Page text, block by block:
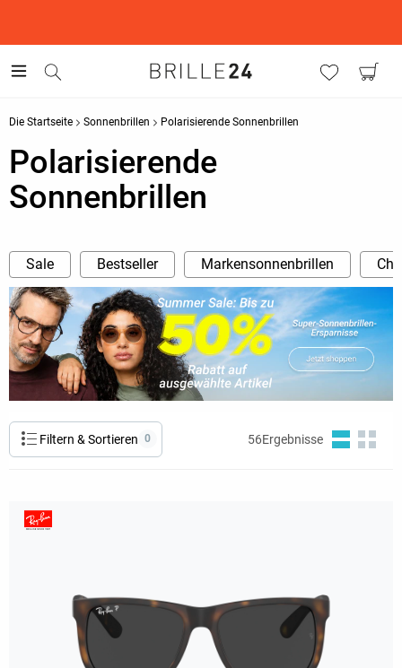
Die Startseite Sonnenbrillen Polarisierende Sonnenbrillen
Polarisierende
Sonnenbrillen
Sale Bestseller Markensonnenbrillen
Filtern & Sortieren 0 56Ergebnisse